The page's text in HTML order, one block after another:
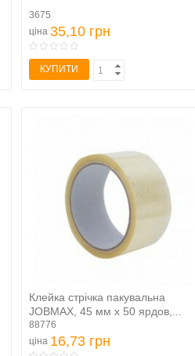
3675
ціна 35,10 грн
КУПИТИ
Клейка стрічка пакувальна
JOBMAX, 45 мм x 50 ярдов,...
88776
ціна 16,73 грн